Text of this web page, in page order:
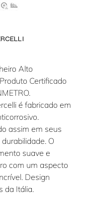
Alto
Certificado
é fabricado em
assim em seus
O
suave e
com um aspecto
Design
da Itália.